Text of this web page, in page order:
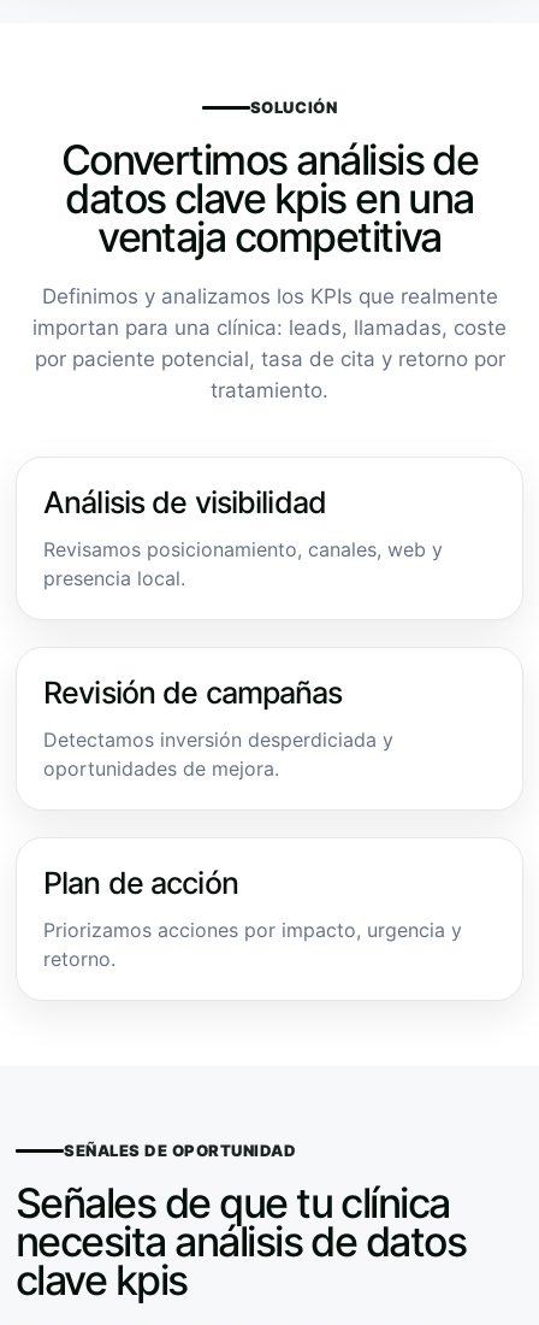
SOLUCIÓN
Convertimos análisis de
datos clave kpis en una
ventaja competitiva
Definimos y analizamos los KPIs que realmente
importan para una clínica: leads, llamadas, coste
por paciente potencial, tasa de cita y retorno por
tratamiento.
Análisis de visibilidad
Revisamos posicionamiento, canales, web y
presencia local.
Revisión de campañas
Detectamos inversión desperdiciada y
oportunidades de mejora.
Plan de acción
Priorizamos acciones por impacto, urgencia y
retorno.
SEÑALES DE OPORTUNIDAD
Señales de que tu clínica
necesita análisis de datos
clave kpis